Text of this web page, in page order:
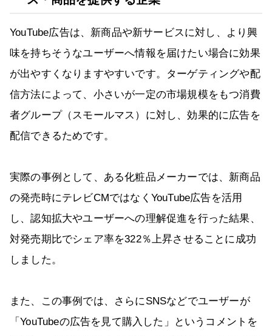
YouTube広告は、新商品や新サービスに対し、より興
味を持ちそうなユーザーへ情報を届けたい場合に効果
が出やすくなりますやすいです。ターゲティングや配
信方法によって、小さいが一定の市場規模をもつ消費
者グループ（スモールマス）に対し、効果的に広告を
配信できるためです。
実際の事例として、ある化粧品メーカーでは、新商品
の発売時にテレビCMではなくYouTube広告を活用
し、認知拡大やユーザーへの理解促進を行った結果、
対発売期比でシェア率を322％上昇させることに成功
しました。
また、この事例では、さらにSNSなどでユーザーが
「YouTubeの広告を見て購入した」というコメントを